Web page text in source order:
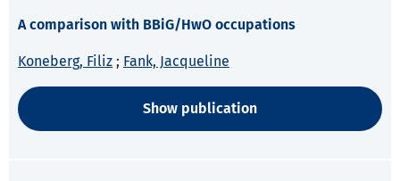
A comparison with BBiG/HwO occupations
Koneberg, Filiz ; Fank, Jacqueline
Show publication